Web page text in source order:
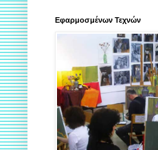
Εφαρμοσμένων Τεχνών